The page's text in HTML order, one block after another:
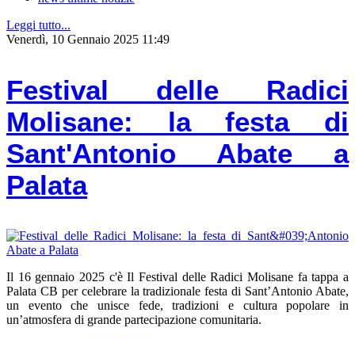
Leggi tutto...
Venerdì, 10 Gennaio 2025 11:49
Festival delle Radici
Molisane: la festa di
Sant'Antonio Abate a
Palata
Il 16 gennaio 2025 c'è Il Festival delle Radici Molisane fa tappa a
Palata CB per celebrare la tradizionale festa di Sant’Antonio Abate,
un evento che unisce fede, tradizioni e cultura popolare in
un’atmosfera di grande partecipazione comunitaria.